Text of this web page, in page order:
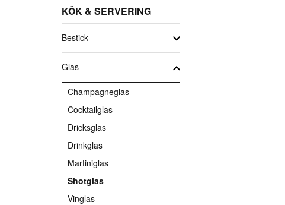
KÖK & SERVERING
Bestick
Glas
Champagneglas
Cocktailglas
Dricksglas
Drinkglas
Martiniglas
Shotglas
Vinglas